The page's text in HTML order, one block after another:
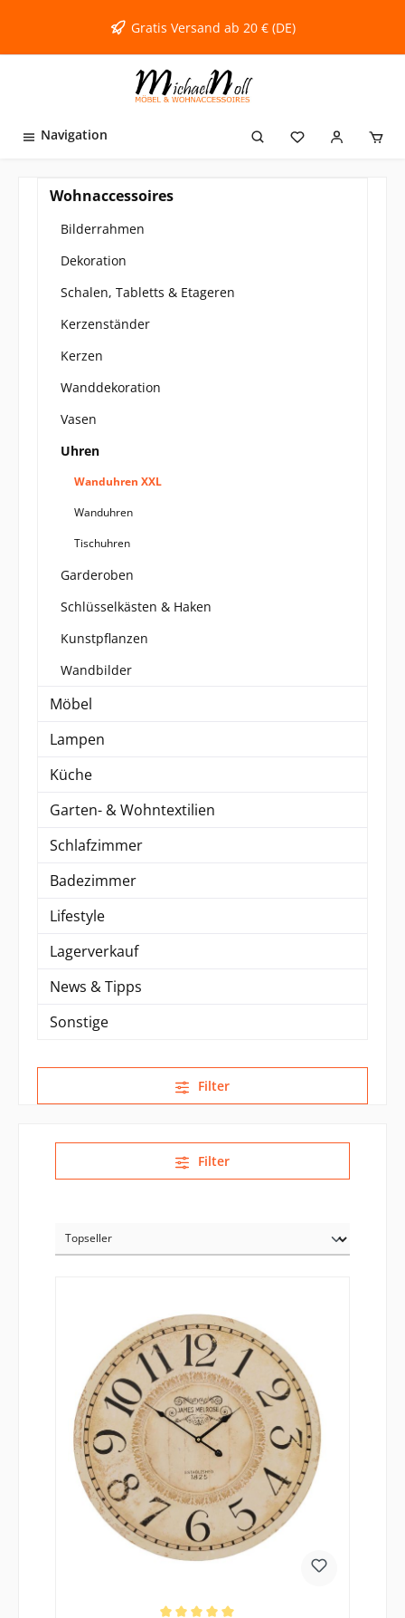
Gratis Versand ab 20 € (DE)
Navigation
Wohnaccessoires
Bilderrahmen
Dekoration
Schalen, Tabletts & Etageren
Kerzenständer
Kerzen
Wanddekoration
Vasen
Uhren
Wanduhren XXL
Wanduhren
Tischuhren
Garderoben
Schlüsselkästen & Haken
Kunstpflanzen
Wandbilder
Möbel
Lampen
Küche
Garten- & Wohntextilien
Schlafzimmer
Badezimmer
Lifestyle
Lagerverkauf
News & Tipps
Sonstige
Filter
Filter